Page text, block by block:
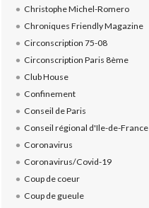
Christophe Michel-Romero
Chroniques Friendly Magazine
Circonscription 75-08
Circonscription Paris 8ème
Club House
Confinement
Conseil de Paris
Conseil régional d'Ile-de-France
Coronavirus
Coronavirus/Covid-19
Coup de coeur
Coup de gueule